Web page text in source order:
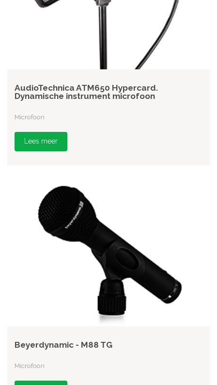
AudioTechnica ATM650 Hypercard.
Dynamische instrument microfoon
Microfoon
Lees meer
Beyerdynamic - M88 TG
Microfoon